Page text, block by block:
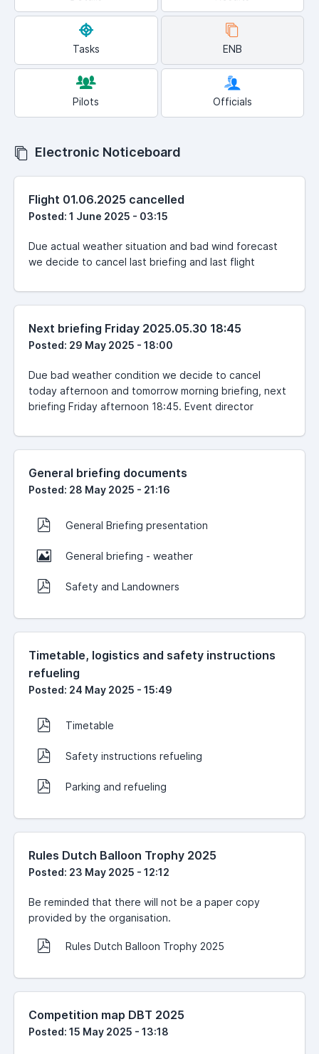
Tasks ENB
Pilots Officials
Electronic Noticeboard
Flight 01.06.2025 cancelled
Posted: 1 June 2025 - 03:15
Due actual weather situation and bad wind forecast
we decide to cancel last briefing and last flight
Next briefing Friday 2025.05.30 18:45
Posted: 29 May 2025 - 18:00
Due bad weather condition we decide to cancel
today afternoon and tomorrow morning briefing, next
briefing Friday afternoon 18:45. Event director
General briefing documents
Posted: 28 May 2025 - 21:16
General Briefing presentation
General briefing - weather
Safety and Landowners
Timetable, logistics and safety instructions
refueling
Posted: 24 May 2025 - 15:49
Timetable
Safety instructions refueling
Parking and refueling
Rules Dutch Balloon Trophy 2025
Posted: 23 May 2025 - 12:12
Be reminded that there will not be a paper copy
provided by the organisation.
Rules Dutch Balloon Trophy 2025
Competition map DBT 2025
Posted: 15 May 2025 - 13:18